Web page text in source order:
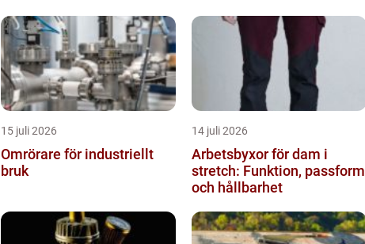
15 juli 2026
Omrörare för industriellt
bruk
14 juli 2026
Arbetsbyxor för dam i
stretch: Funktion, passform
och hållbarhet